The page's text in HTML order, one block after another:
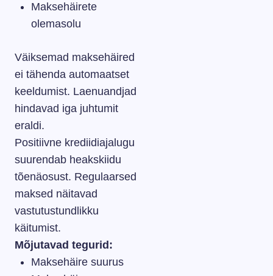
Maksehäirete
olemasolu
Väiksemad maksehäired
ei tähenda automaatset
keeldumist. Laenuandjad
hindavad iga juhtumit
eraldi.
Positiivne krediidiajalugu
suurendab heakskiidu
tõenäosust. Regulaarsed
maksed näitavad
vastutustundlikku
käitumist.
Mõjutavad tegurid:
Maksehäire suurus